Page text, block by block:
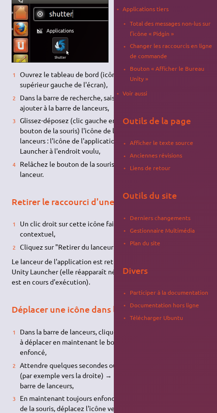
Ouvrez le tableau de bord (icône Ubuntu grise dans le coin
supérieur gauche de l'écran),
Dans la barre de recherche, saisir le nom de l'application à
ajouter à la barre de lanceurs,
Glissez-déposez (clic gauche en maintenant appuyé le
bouton de la souris) l'icône de l’application vers la barre de
lanceurs : l'icône de l'application s'insère dans la barre Unity
Launcher à l'endroit voulu,
Relâchez le bouton de la souris pour fixer la position du
lanceur.
Retirer le raccourci d'une application
Un clic droit sur cette icône fait apparaître le menu
contextuel,
Cliquez sur "Retirer du lanceur".
Le lanceur de l'application est retiré de la barre de lanceurs
Unity Launcher (elle réapparaît néanmoins quand l'application
est en cours d'exécution).
Déplacer une icône dans la barre de lanceurs
Dans la barre de lanceurs, cliquez sur l'icône de l'application
à déplacer en maintenant le bouton gauche de la souris
enfoncé,
Attendre quelques secondes ou glisser légèrement l'icône
(par exemple vers la droite) → l'icône se "décolle" de la
barre de lanceurs,
En maintenant toujours enfoncé le bouton gauche principal
de la souris, déplacez l'icône vers le haut ou vers le bas dans
Applications tiers
Total des messages non-lus sur
l’icône « Pidgin »
Changer les raccourcis en ligne
de commande
Bouton « Afficher le Bureau
Unity »
Voir aussi
Outils de la page
Afficher le texte source
Anciennes révisions
Liens de retour
Outils du site
Derniers changements
Gestionnaire Multimédia
Plan du site
Divers
Participer à la documentation
Documentation hors ligne
Télécharger Ubuntu